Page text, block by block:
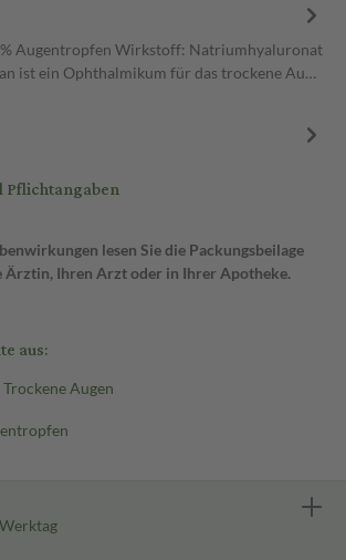
Augentropfen Wirkstoff: Natriumhyaluronat
ist ein Ophthalmikum für das trockene Au…
lesen Sie die Packungsbeilage
Ärztin, Ihren Arzt oder in Ihrer Apotheke.
aus:
Augen